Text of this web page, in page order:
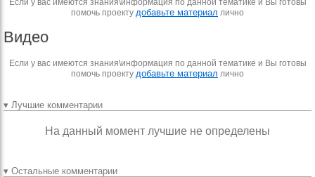
помочь проекту добавьте материал лично
Видео
Если у вас имеются знания\информация по данной тематике и Вы готовы
помочь проекту добавьте материал лично
▾ Лучшие комментарии
На данный момент лучшие не определены
▾ Остальные комментарии